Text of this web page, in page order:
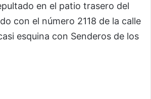
en el patio trasero del
con el número 2118 de la calle
esquina con Senderos de los